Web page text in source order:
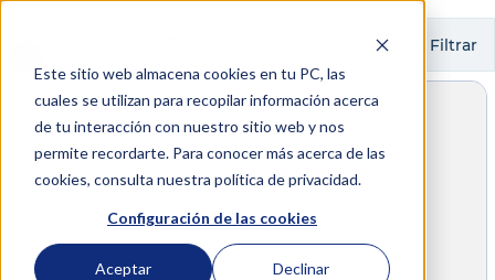
Este sitio web almacena cookies en tu PC, las
cuales se utilizan para recopilar información acerca
de tu interacción con nuestro sitio web y nos
permite recordarte. Para conocer más acerca de las
cookies, consulta nuestra política de privacidad.
Configuración de las cookies
Aceptar Declinar
Filtrar